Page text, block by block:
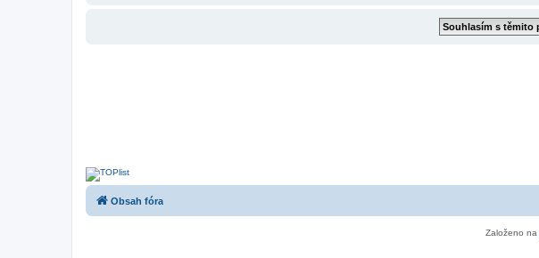
Obsah fóra
Založeno na